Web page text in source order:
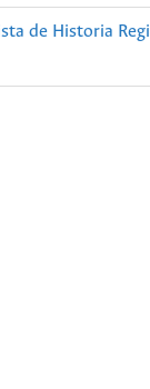
de Historia